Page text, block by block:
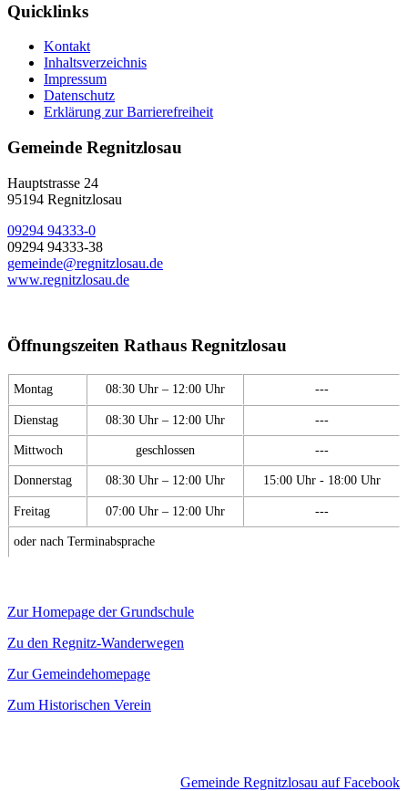
Quicklinks
Kontakt
Inhaltsverzeichnis
Impressum
Datenschutz
Erklärung zur Barrierefreiheit
Gemeinde Regnitzlosau
Hauptstrasse 24
95194 Regnitzlosau
09294 94333-0
09294 94333-38
gemeinde@regnitzlosau.de
www.regnitzlosau.de
Öffnungszeiten Rathaus Regnitzlosau
Montag 08:30 Uhr – 12:00 Uhr ---
Dienstag 08:30 Uhr – 12:00 Uhr ---
Mittwoch geschlossen ---
Donnerstag 08:30 Uhr – 12:00 Uhr 15:00 Uhr - 18:00 Uhr
Freitag 07:00 Uhr – 12:00 Uhr ---
oder nach Terminabsprache
Zur Homepage der Grundschule
Zu den Regnitz-Wanderwegen
Zur Gemeindehomepage
Zum Historischen Verein
Gemeinde Regnitzlosau auf Facebook